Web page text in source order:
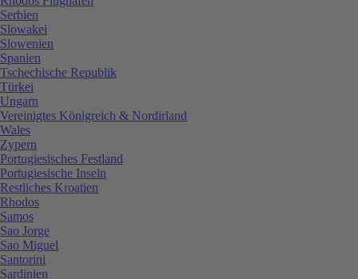
Serbien
Slowakei
Slowenien
Spanien
Tschechische Republik
Türkei
Ungarn
Vereinigtes Königreich & Nordirland
Wales
Zypern
Portugiesisches Festland
Portugiesische Inseln
Restliches Kroatien
Rhodos
Samos
Sao Jorge
Sao Miguel
Santorini
Sardinien